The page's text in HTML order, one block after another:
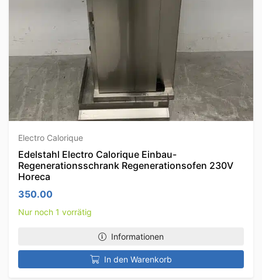
Electro Calorique
Edelstahl Electro Calorique Einbau-
Regenerationsschrank Regenerationsofen 230V
Horeca
350.00
Nur noch 1 vorrätig
Informationen
In den Warenkorb